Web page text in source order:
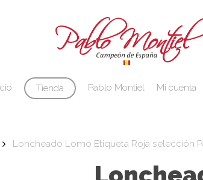
Tienda Pablo Montiel Mi cuenta
Loncheado Lomo Etiqueta Roja selección